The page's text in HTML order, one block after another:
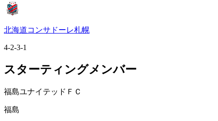
北海道コンサドーレ札幌
4-2-3-1
スターティングメンバー
福島ユナイテッドＦＣ
福島